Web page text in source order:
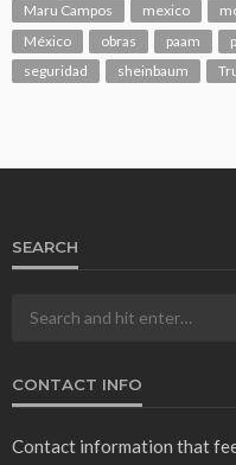
Maru Campos
mexico
México
obras paam
seguridad
sheinbaum
SEARCH
CONTACT INFO
Contact information that